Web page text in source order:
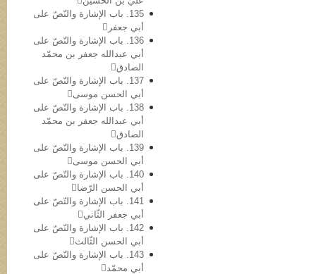
135. باب الإشارة والنّصّ علی
أبي جعفر
136. باب الإشارة والنّصّ علی
أبي عبدالله جعفر بن محمّد
الصادق
137. باب الإشارة والنّصّ علی
أبي الحسن موسی
138. باب الإشارة والنّصّ علی
أبي عبدالله جعفر بن محمّد
الصادق
139. باب الإشارة والنّصّ علی
أبي الحسن موسی
140. باب الإشارة والنّصّ علی
أبي الحسن الرّضا
141. باب الإشارة والنّصّ علی
أبي جعفر الثّاني
142. باب الإشارة والنّصّ علی
أبي الحسن الثّالث
143. باب الإشارة والنّصّ علی
أبي محمّد